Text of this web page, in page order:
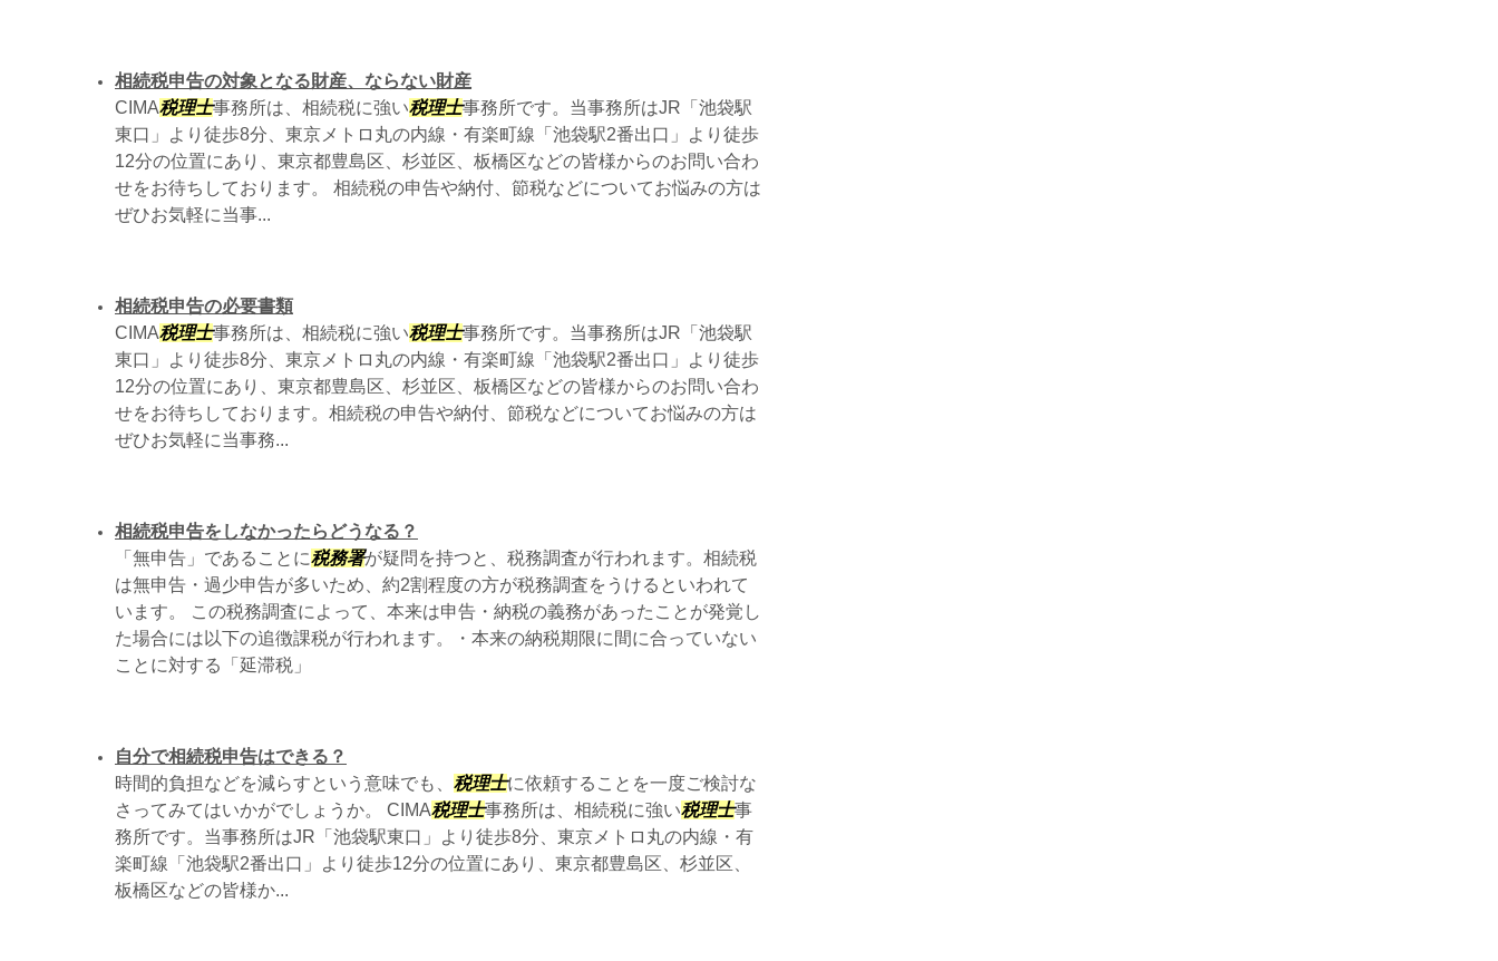
相続税申告の対象となる財産、ならない財産
CIMA税理士事務所は、相続税に強い税理士事務所です。当事務所はJR「池袋駅
東口」より徒歩8分、東京メトロ丸の内線・有楽町線「池袋駅2番出口」より徒歩
12分の位置にあり、東京都豊島区、杉並区、板橋区などの皆様からのお問い合わ
せをお待ちしております。 相続税の申告や納付、節税などについてお悩みの方は
ぜひお気軽に当事...
相続税申告の必要書類
CIMA税理士事務所は、相続税に強い税理士事務所です。当事務所はJR「池袋駅
東口」より徒歩8分、東京メトロ丸の内線・有楽町線「池袋駅2番出口」より徒歩
12分の位置にあり、東京都豊島区、杉並区、板橋区などの皆様からのお問い合わ
せをお待ちしております。相続税の申告や納付、節税などについてお悩みの方は
ぜひお気軽に当事務...
相続税申告をしなかったらどうなる？
「無申告」であることに税務署が疑問を持つと、税務調査が行われます。相続税
は無申告・過少申告が多いため、約2割程度の方が税務調査をうけるといわれて
います。 この税務調査によって、本来は申告・納税の義務があったことが発覚し
た場合には以下の追徴課税が行われます。・本来の納税期限に間に合っていない
ことに対する「延滞税」
自分で相続税申告はできる？
時間的負担などを減らすという意味でも、 税理士に依頼することを一度ご検討な
さってみてはいかがでしょうか。 CIMA税理士事務所は、相続税に強い税理士事
務所です。当事務所はJR「池袋駅東口」より徒歩8分、東京メトロ丸の内線・有
楽町線「池袋駅2番出口」より徒歩12分の位置にあり、東京都豊島区、杉並区、
板橋区などの皆様か...